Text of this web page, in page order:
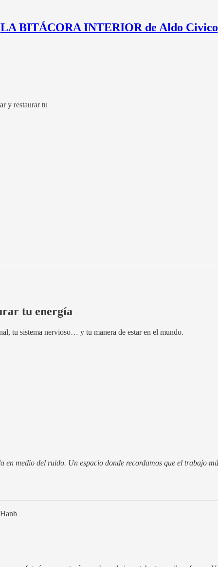
LA BITÁCORA INTERIOR de Aldo Civico
y restaurar tu
tu energía
tu sistema nervioso… y tu manera de estar en el mundo.
medio del ruido. Un espacio donde recordamos que el trabajo